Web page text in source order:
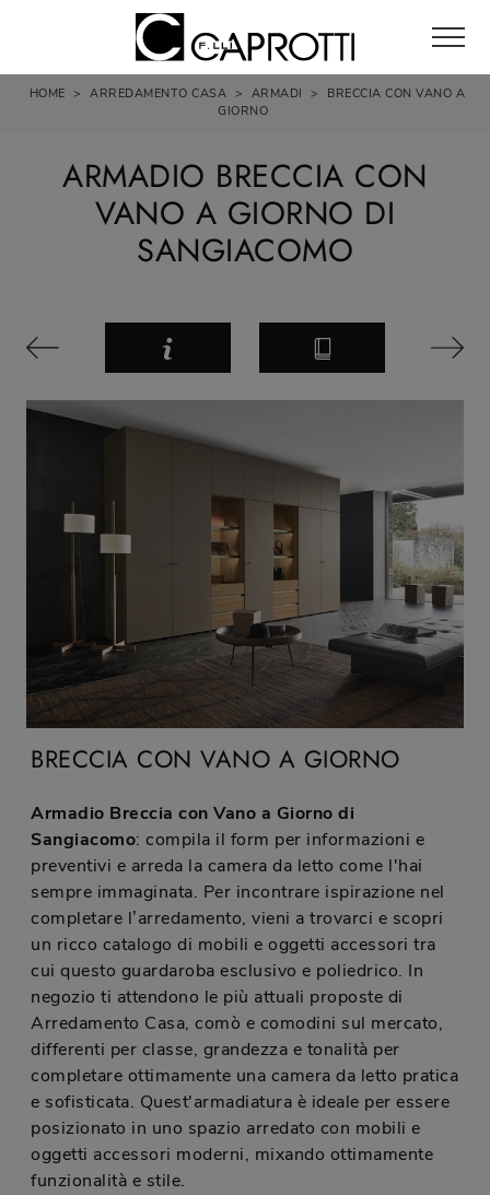
HOME > ARREDAMENTO CASA > ARMADI >
BRECCIA CON VANO A
GIORNO
ARMADIO BRECCIA CON
VANO A GIORNO DI
SANGIACOMO
BRECCIA CON VANO A GIORNO
Armadio Breccia con Vano a Giorno di
Sangiacomo: compila il form per informazioni e
preventivi e arreda la camera da letto come l'hai
sempre immaginata. Per incontrare ispirazione nel
completare l’arredamento, vieni a trovarci e scopri
un ricco catalogo di mobili e oggetti accessori tra
cui questo guardaroba esclusivo e poliedrico. In
negozio ti attendono le più attuali proposte di
Arredamento Casa, comò e comodini sul mercato,
differenti per classe, grandezza e tonalità per
completare ottimamente una camera da letto pratica
e sofisticata. Quest'armadiatura è ideale per essere
posizionato in uno spazio arredato con mobili e
oggetti accessori moderni, mixando ottimamente
funzionalità e stile.